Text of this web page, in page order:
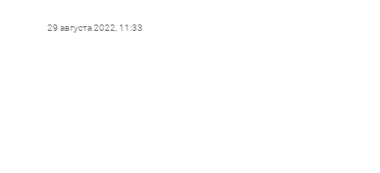
29 августа 2022, 11:33